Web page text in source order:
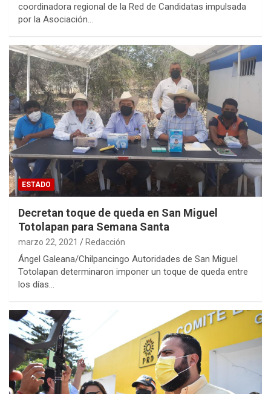
coordinadora regional de la Red de Candidatas impulsada
por la Asociación…
ESTADO
Decretan toque de queda en San Miguel
Totolapan para Semana Santa
marzo 22, 2021 Redacción
Ángel Galeana/Chilpancingo Autoridades de San Miguel
Totolapan determinaron imponer un toque de queda entre
los días…